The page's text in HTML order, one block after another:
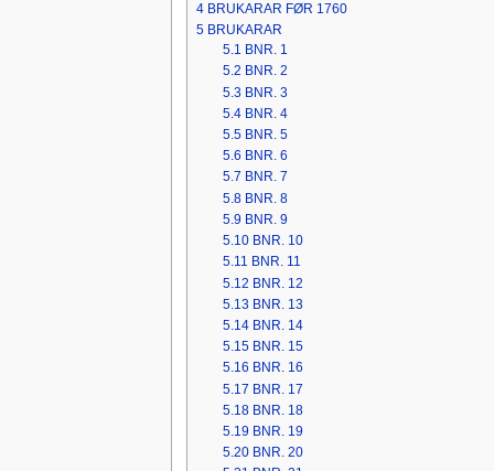
4 BRUKARAR FØR 1760
5 BRUKARAR
5.1 BNR. 1
5.2 BNR. 2
5.3 BNR. 3
5.4 BNR. 4
5.5 BNR. 5
5.6 BNR. 6
5.7 BNR. 7
5.8 BNR. 8
5.9 BNR. 9
5.10 BNR. 10
5.11 BNR. 11
5.12 BNR. 12
5.13 BNR. 13
5.14 BNR. 14
5.15 BNR. 15
5.16 BNR. 16
5.17 BNR. 17
5.18 BNR. 18
5.19 BNR. 19
5.20 BNR. 20